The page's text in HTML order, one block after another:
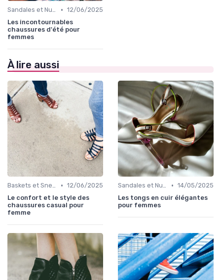
Sandales et Nu-pieds • 12/06/2025
Les incontournables
chaussures d'été pour
femmes
À lire aussi
Baskets et Sneakers • 12/06/2025
Le confort et le style des
chaussures casual pour
femme
Sandales et Nu-pieds • 14/05/2025
Les tongs en cuir élégantes
pour femmes